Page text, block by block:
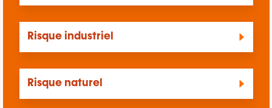
Risque industriel
Risque naturel